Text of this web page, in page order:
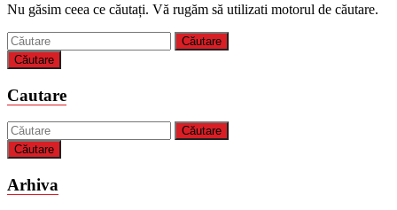
Nu găsim ceea ce căutați. Vă rugăm să utilizati motorul de căutare.
Căutare
Cautare
Căutare
Arhiva